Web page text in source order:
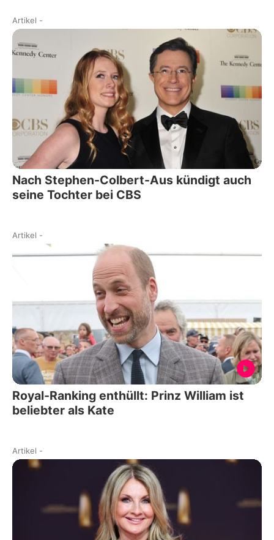
Artikel -
Nach Stephen-Colbert-Aus kündigt auch
seine Tochter bei CBS
Artikel -
Royal-Ranking enthüllt: Prinz William ist
beliebter als Kate
Artikel -